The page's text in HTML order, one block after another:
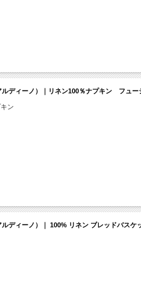
ディーノ）｜リネン100％ナプキン フュ
ン
ィーノ）｜ 100% リネン ブレッドバスケ